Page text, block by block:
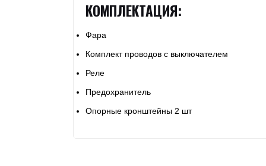
КОМПЛЕКТАЦИЯ:
Фара
Комплект проводов с выключателем
Реле
Предохранитель
Опорные кронштейны 2 шт